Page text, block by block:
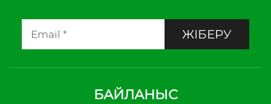
ЖІБЕРУ
БАЙЛАНЫС